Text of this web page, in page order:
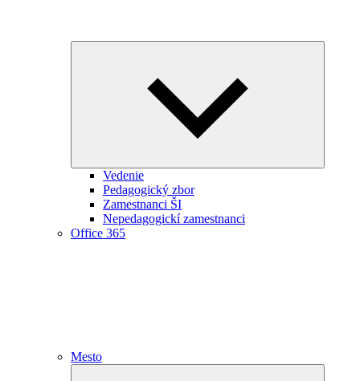
Vedenie
Pedagogický zbor
Zamestnanci ŠI
Nepedagogickí zamestnanci
Office 365
Mesto